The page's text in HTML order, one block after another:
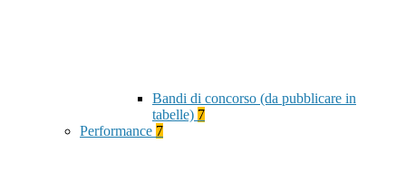
Bandi di concorso (da pubblicare in
tabelle) 7
Performance 7